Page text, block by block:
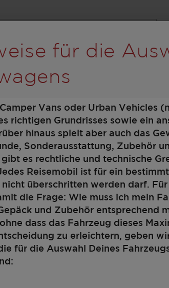
Grundriss
wird der
für die
Vans oder Urban Vehicles
richtigen Grundrisses sowie ein
hinaus spielt aber auch das
Sonderausstattung, Zubehör
es rechtliche und technische
Reisemobil ist für ein
überschritten werden darf. Für
die Frage: Wie muss ich mein
und Zubehör entsprechend
dass das Fahrzeug dieses
zu erleichtern, geben
für die Auswahl Deines